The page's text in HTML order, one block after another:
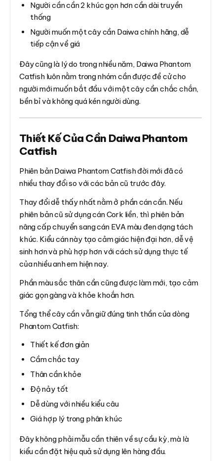
Người cần cần 2 khúc gọn hơn cần dài truyền
thống
Người muốn một cây cần Daiwa chính hãng, dễ
tiếp cận về giá
Đây cũng là lý do trong nhiều năm, Daiwa Phantom
Catfish luôn nằm trong nhóm cần được đề cử cho
người mới muốn bắt đầu với một cây cần chắc chắn,
bền bỉ và không quá kén người dùng.
Thiết Kế Của Cần Daiwa Phantom
Catfish
Phiên bản Daiwa Phantom Catfish đời mới đã có
nhiều thay đổi so với các bản cũ trước đây.
Thay đổi dễ thấy nhất nằm ở phần cán cần. Nếu
phiên bản cũ sử dụng cán Cork liền, thì phiên bản
nâng cấp chuyển sang cán EVA màu đen dạng tách
khúc. Kiểu cán này tạo cảm giác hiện đại hơn, dễ vệ
sinh hơn và phù hợp hơn với cách sử dụng thực tế
của nhiều anh em hiện nay.
Phần màu sắc thân cần cũng được làm mới, tạo cảm
giác gọn gàng và khỏe khoắn hơn.
Tổng thể cây cần vẫn giữ đúng tinh thần của dòng
Phantom Catfish:
Thiết kế đơn giản
Cầm chắc tay
Thân cần khỏe
Độ nảy tốt
Dễ dùng với nhiều kiểu câu
Giá hợp lý trong phân khúc
Đây không phải mẫu cần thiên về sự cầu kỳ, mà là
kiểu cần đặt hiệu quả sử dụng lên hàng đầu.